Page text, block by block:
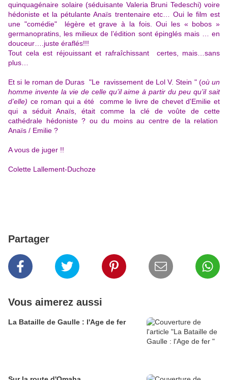
quinquagénaire solaire (séduisante Valeria Bruni Tedeschi) voire
hédoniste et la pétulante Anaïs trentenaire etc… Oui le film est
une "comédie" légère et grave à la fois. Oui les « bobos »
germanopratins, les milieux de l’édition sont épinglés mais … en
douceur….juste éraflés!!!
Tout cela est réjouissant et rafraîchissant certes, mais…sans
plus…
Et si le roman de Duras "Le ravissement de Lol V. Stein " (où un
homme invente la vie de celle qu’il aime à partir du peu qu’il sait
d’elle) ce roman qui a été comme le livre de chevet d'Emilie et
qui a séduit Anaïs, était comme la clé de voûte de cette
cathédrale hédoniste ? ou du moins au centre de la relation
Anaïs / Emilie ?
A vous de juger !!
Colette Lallement-Duchoze
Partager
Vous aimerez aussi
La Bataille de Gaulle : l'Age de fer